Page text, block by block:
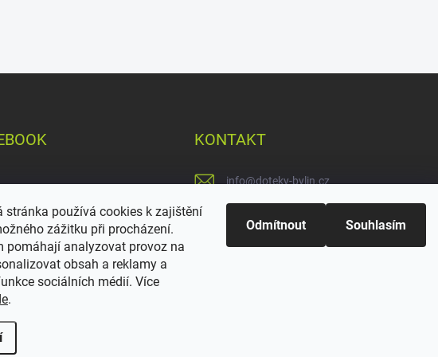
stránka používá cookies k zajištění
zážitku při procházení.
pomáhají analyzovat provoz na
obsah a reklamy a
sociálních médií. Více
.
Odmítnout Souhlasím
KONTAKT
info@doteky-bylin.cz
https://www.facebook.com/mastkloubovka